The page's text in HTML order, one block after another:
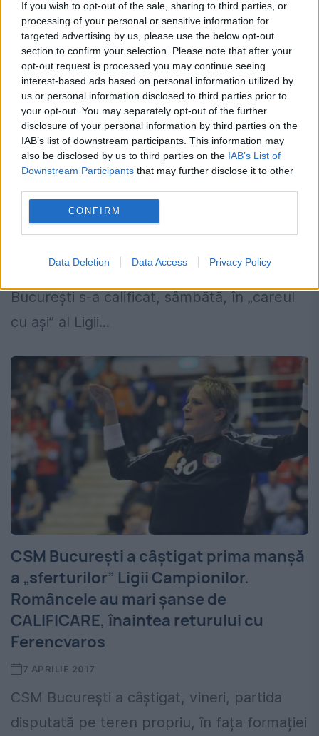
If you wish to opt-out of the sale, sharing to third parties, or
processing of your personal or sensitive information for
targeted advertising by us, please use the below opt-out
section to confirm your selection. Please note that after your
opt-out request is processed you may continue seeing
interest-based ads based on personal information utilized by
us or personal information disclosed to third parties prior to
your opt-out. You may separately opt-out of the further
disclosure of your personal information by third parties on the
IAB’s list of downstream participants. This information may
also be disclosed by us to third parties on the IAB’s List of
Downstream Participants that may further disclose it to other
CONFIRM
Data Deletion Data Access Privacy Policy
CALIFICARE pentru CSM București.
Româncele vor evolua în FINAL FOUR și
se vor bate din nou pentru trofeu
15 APRILIE 2017
CSM București s-a calificat, sâmbătă, în
la Ferencvaros, scor 26-27 (14-15). CSM
București s-a calificat, sâmbătă, în „careul
cu ași” al Ligii...
CSM București a câștigat prima manșă
a „sferturilor” Ligii Campionilor.
Româncele au mari șanse de
CALIFICARE, înaintea returului cu
Ferencvaros
7 APRILIE 2017
CSM București a câștigat, vineri, partida
disputată pe teren propriu, în fața formației